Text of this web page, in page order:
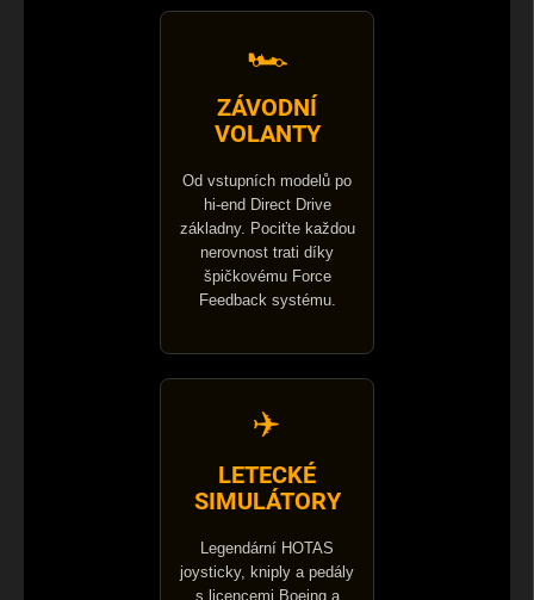
🏎️
ZÁVODNÍ
VOLANTY
Od vstupních modelů po
hi-end Direct Drive
základny. Pociťte každou
nerovnost trati díky
špičkovému Force
Feedback systému.
✈️
LETECKÉ
SIMULÁTORY
Legendární HOTAS
joysticky, kniply a pedály
s licencemi Boeing a